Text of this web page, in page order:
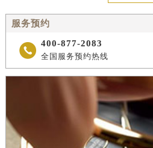
服务预约
 400-877-2083
全国服务预约热线